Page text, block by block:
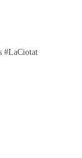
#LaCiotat